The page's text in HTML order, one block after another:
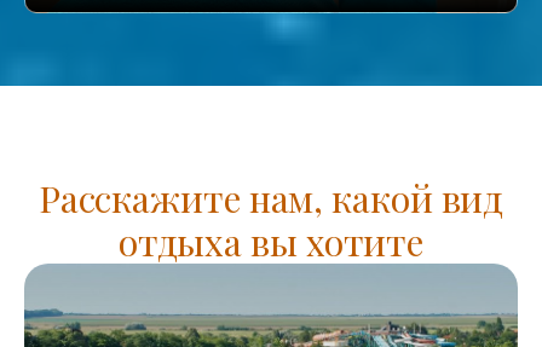
Расскажите нам, какой вид
отдыха вы хотите